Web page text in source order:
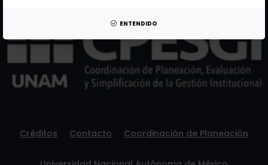
ENTENDIDO
Créditos Contacto Coordinación de Planeación